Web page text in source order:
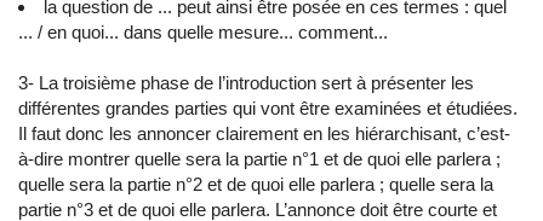
la question de ... peut ainsi être posée en ces termes : quel
... / en quoi... dans quelle mesure... comment...
3- La troisième phase de l’introduction sert à présenter les
différentes grandes parties qui vont être examinées et étudiées.
Il faut donc les annoncer clairement en les hiérarchisant, c’est-
à-dire montrer quelle sera la partie n°1 et de quoi elle parlera ;
quelle sera la partie n°2 et de quoi elle parlera ; quelle sera la
partie n°3 et de quoi elle parlera. L’annonce doit être courte et